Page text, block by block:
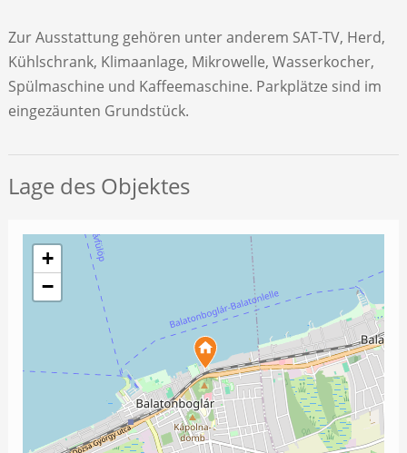
Zur Ausstattung gehören unter anderem SAT-TV, Herd,
Kühlschrank, Klimaanlage, Mikrowelle, Wasserkocher,
Spülmaschine und Kaffeemaschine. Parkplätze sind im
eingezäunten Grundstück.
Lage des Objektes
+
−